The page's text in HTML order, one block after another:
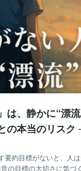
は、静かに“漂
の本当のリスク
要約目標がないと、人
の目標の大切さに気